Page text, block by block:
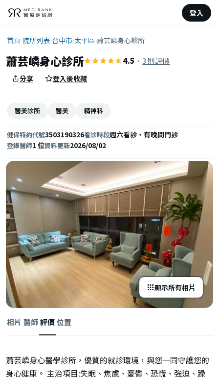
登入
首頁›院所列表›台中市›太平區›蕭芸嶙身心診所
蕭芸嶙身心診所 4.5 ·3 則評價
分享 登入後收藏
醫美診所 醫美 精神科
健保特約代號3503190326看診時段週六看診、有晚間門診
登錄醫師1 位資料更新2026/08/02
顯示所有相片
相片 醫師評價位置
蕭芸嶙身心醫學診所，優質的就診環境，與您一同守護您的
身心健康。 主治項目:失眠、焦慮、憂鬱、恐慌、強迫、躁